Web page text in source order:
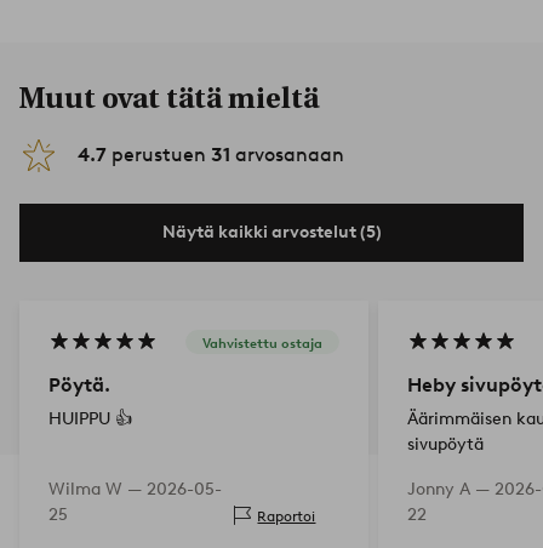
Muut ovat tätä mieltä
4.7 perustuen 31 arvosanaan
Näytä kaikki arvostelut (5)
Vahvistettu ostaja
Pöytä.
HUIPPU 👍
Wilma W — 2026-05-
25
Raportoi
Heby
Äärimmäisen
sivupöytä
Jonny A —
22